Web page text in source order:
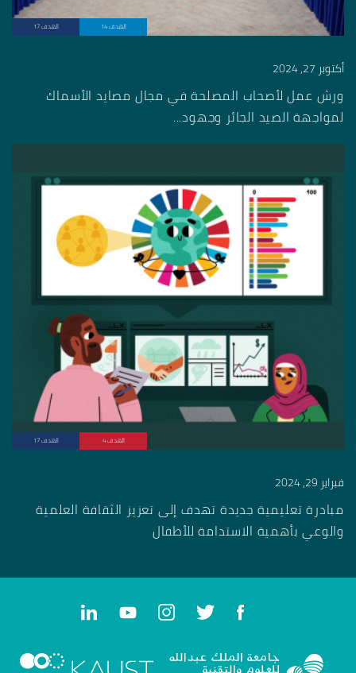
الهدف 14 الهدف 17
أكتوبر 27, 2024
ورش عمل لأصحاب المصلحة في مجال مصايد الأسماك
لمواجهة الصيد الجائر وجهود...
الهدف 4 الهدف 17
فبراير 29, 2024
مبادرة تعليمية جديدة تهدف إلى تعزيز الثقافة العلمية
والوعي بأهمية الاستدامة للأطفال